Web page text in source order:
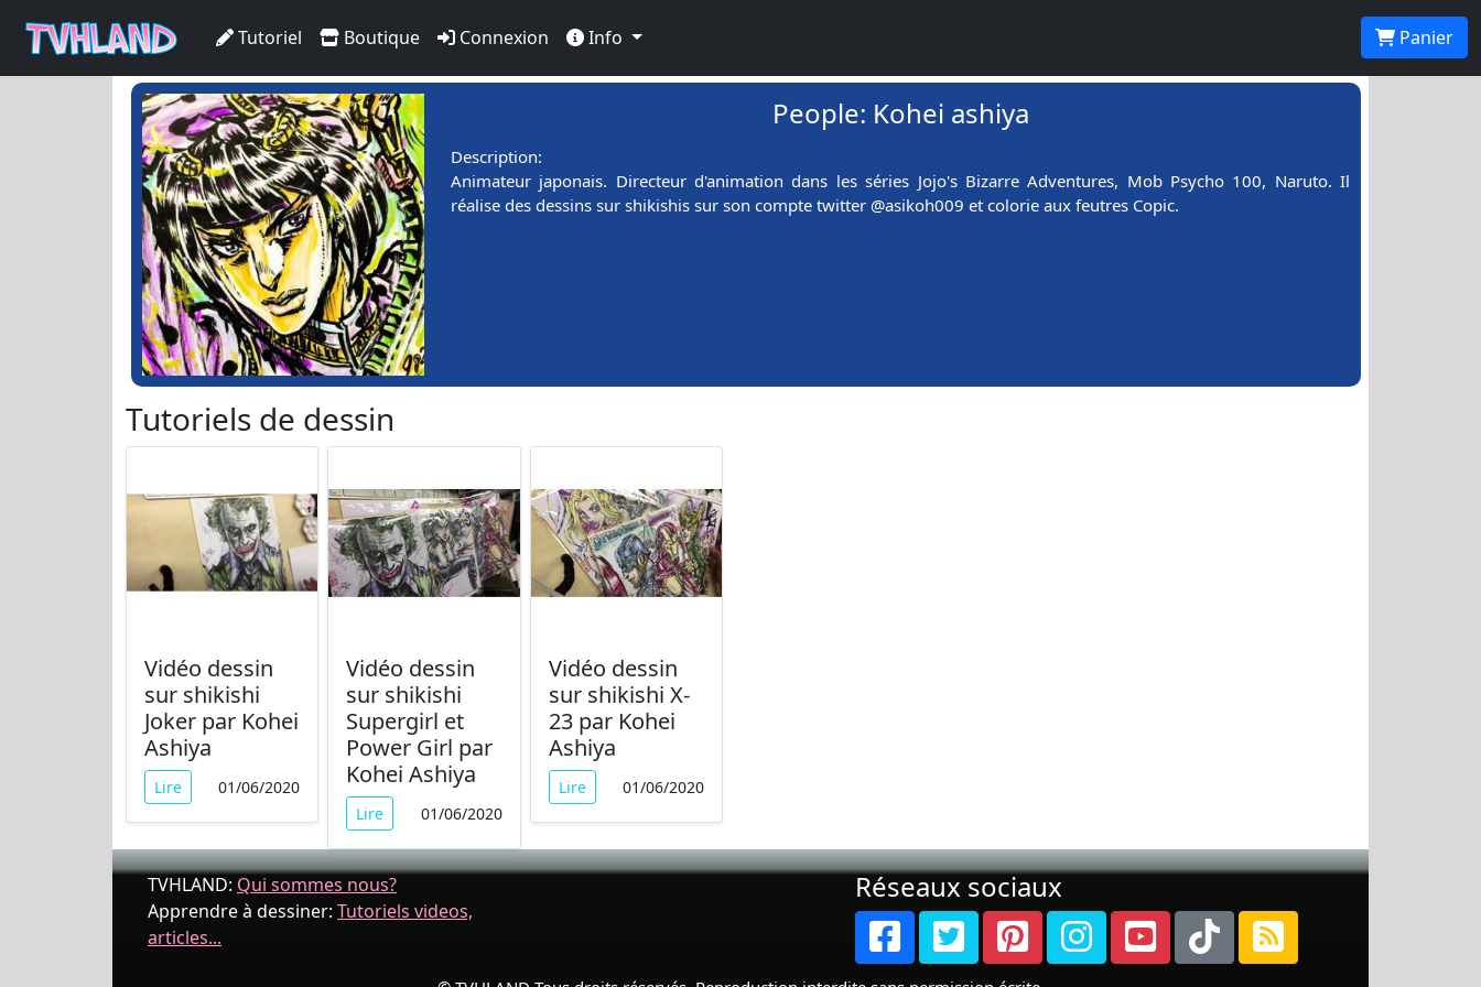
Tutoriel Boutique Connexion Info Panier
People: Kohei ashiya
Description:
Animateur japonais. Directeur d'animation dans les séries Jojo's Bizarre Adventures, Mob Psycho 100, Naruto. Il
réalise des dessins sur shikishis sur son compte twitter @asikoh009 et colorie aux feutres Copic.
Tutoriels de dessin
Vidéo dessin
sur shikishi
Joker par Kohei
Ashiya
Lire 01/06/2020
Vidéo dessin
sur shikishi
Supergirl et
Power Girl par
Kohei Ashiya
Lire 01/06/2020
Vidéo dessin
sur shikishi X-
23 par Kohei
Ashiya
Lire 01/06/2020
TVHLAND: Qui sommes nous?
Apprendre à dessiner: Tutoriels videos,
articles...
Réseaux sociaux